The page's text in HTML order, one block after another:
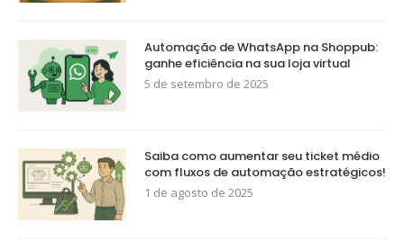
Automação de WhatsApp na Shoppub:
ganhe eficiência na sua loja virtual
5 de setembro de 2025
Saiba como aumentar seu ticket médio
com fluxos de automação estratégicos!
1 de agosto de 2025